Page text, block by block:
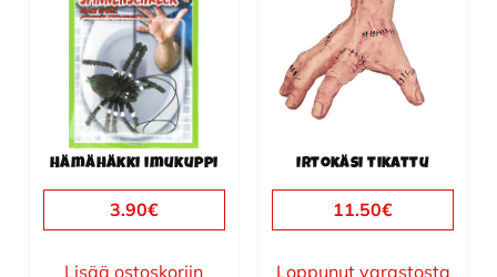
Hämähäkki imukuppi
3.90€
Lisää ostoskoriin
Irtokäsi tikattu
11.50€
Loppunut varastosta